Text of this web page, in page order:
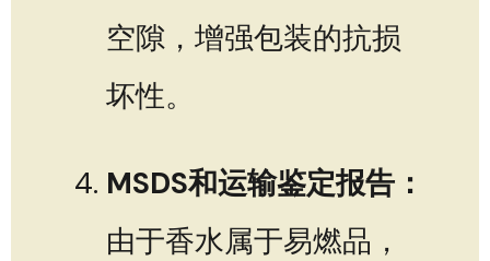
空隙，增强包装的抗损
坏性。
MSDS和运输鉴定报告：
由于香水属于易燃品，